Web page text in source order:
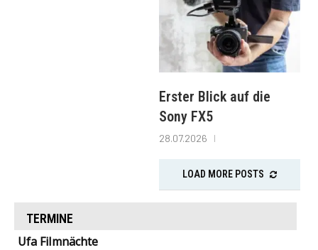
Erster Blick auf die
Sony FX5
28.07.2026
LOAD MORE POSTS
TERMINE
Ufa Filmnächte